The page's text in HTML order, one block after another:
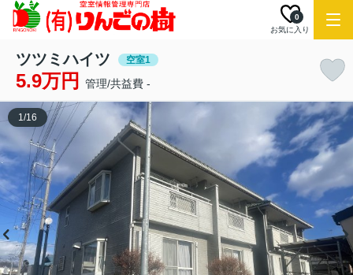
お気に入り
0
ツツミハイツ 空室1
5.9万円 管理/共益費 -
1/16